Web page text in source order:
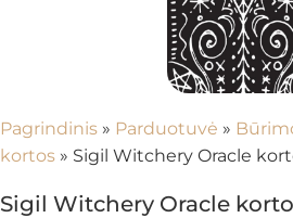
Pagrindinis » Parduotuvė »
kortos » Sigil Witchery Oracle
Sigil Witchery Oracle